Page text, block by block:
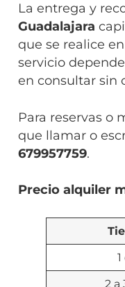
La entrega y
Guadalajara
que se realice en
servicio
en consultar sin
Para reservas o
que llamar o
679957759.
Precio alquiler
2 a